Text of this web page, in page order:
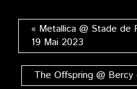
« Metallica @ Stade de
19 Mai 2023
The Offspring @